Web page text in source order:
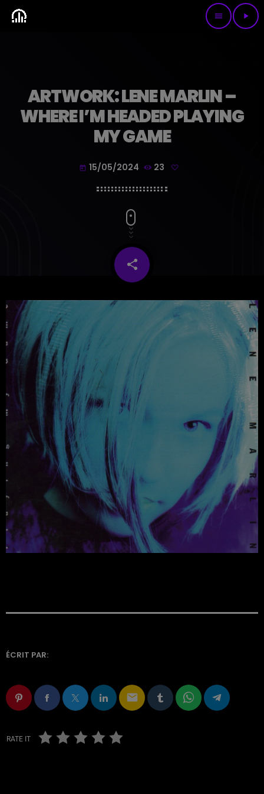
menu play_arrow
ARTWORK: LENE MARLIN –
WHERE I’M HEADED PLAYING
MY GAME
today 15/05/2024 23
share
email
ÉCRIT PAR:
email
RATE IT